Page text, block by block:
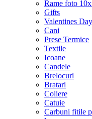
Rame foto
Gifts
Valentines Day
Cani
Prese Termice
Textile
Icoane
Candele
Brelocuri
Bratari
Coliere
Catuie
Carbuni fitile